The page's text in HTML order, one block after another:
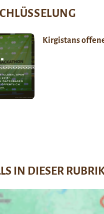
Kirgistans
IN DIESER